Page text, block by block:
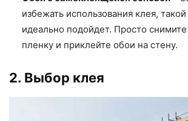
избежать использования клея,
идеально подойдет. Просто
пленку и приклейте обои на стену.
2. Выбор клея